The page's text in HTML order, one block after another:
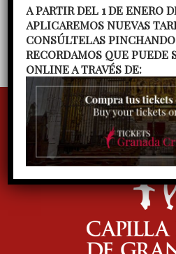
Fernández
Concierto del
Ilíberis, dirigido por Julieta
A PARTIR DEL 1 DE ENERO
APLICAREMOS NUEVAS
CONSÚLTELAS
RECORDAMOS QUE PUEDE
ONLINE A TRAVÉS DE: